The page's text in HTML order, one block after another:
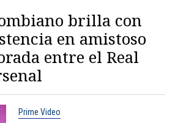
brilla con
en amistoso
entre el Real
Prime Video